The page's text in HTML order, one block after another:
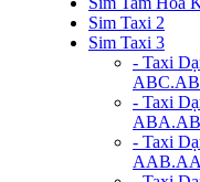
Sim Taxi 2
Sim Taxi 3
- Taxi
- Taxi
- Taxi